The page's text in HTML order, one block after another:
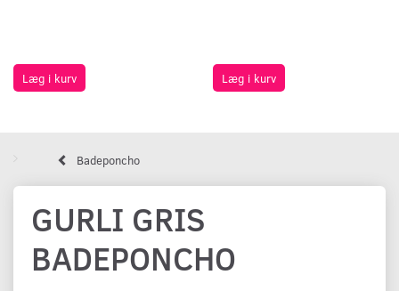
Læg i kurv Læg i kurv
Badeponcho
GURLI GRIS
BADEPONCHO